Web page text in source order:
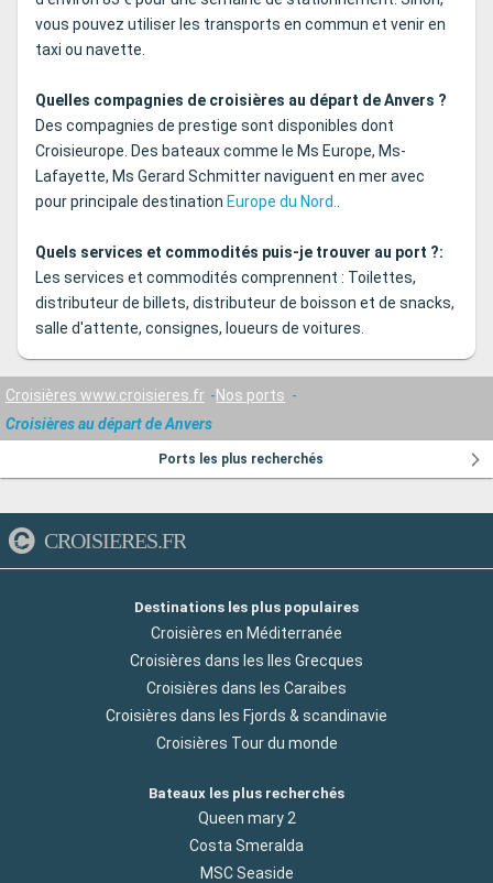
vous pouvez utiliser les transports en commun et venir en
taxi ou navette.
Quelles compagnies de croisières au départ de Anvers ?
Des compagnies de prestige sont disponibles dont
Croisieurope. Des bateaux comme le Ms Europe, Ms-
Lafayette, Ms Gerard Schmitter naviguent en mer avec
pour principale destination Europe du Nord..
Quels services et commodités puis-je trouver au port ?:
Les services et commodités comprennent : Toilettes,
distributeur de billets, distributeur de boisson et de snacks,
salle d'attente, consignes, loueurs de voitures.
Croisières www.croisieres.fr
Nos ports
Croisières au départ de Anvers
Ports les plus recherchés
CROISIERES.FR
Destinations les plus populaires
Croisières en Méditerranée
Croisières dans les Iles Grecques
Croisières dans les Caraibes
Croisières dans les Fjords & scandinavie
Croisières Tour du monde
Bateaux les plus recherchés
Queen mary 2
Costa Smeralda
MSC Seaside